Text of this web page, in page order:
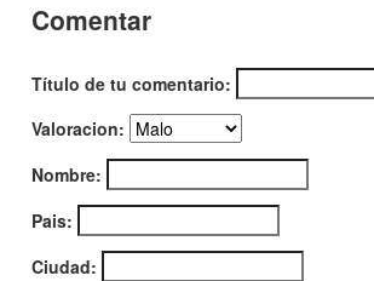
Comentar
Título de tu comentario:
Valoracion:
Nombre:
Pais:
Ciudad: